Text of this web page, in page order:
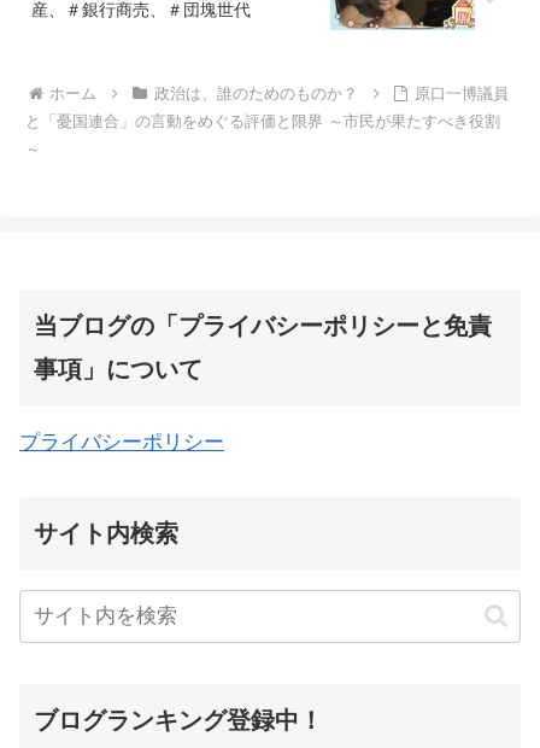
産、＃銀行商売、＃団塊世代
ホーム 政治は、誰のためのものか？
原口一博議員
と「憂国連合」の言動をめぐる評価と限界 ～市民が果たすべき役割
～
当ブログの「プライバシーポリシーと免責
事項」について
プライバシーポリシー
サイト内検索
ブログランキング登録中！